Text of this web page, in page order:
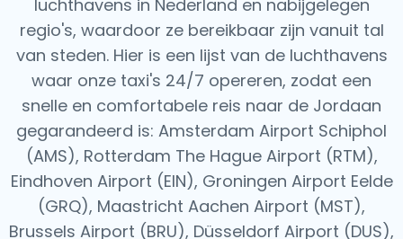
luchthavens in Nederland en nabijgelegen
regio's, waardoor ze bereikbaar zijn vanuit tal
van steden. Hier is een lijst van de luchthavens
waar onze taxi's 24/7 opereren, zodat een
snelle en comfortabele reis naar de Jordaan
gegarandeerd is: Amsterdam Airport Schiphol
(AMS), Rotterdam The Hague Airport (RTM),
Eindhoven Airport (EIN), Groningen Airport Eelde
(GRQ), Maastricht Aachen Airport (MST),
Brussels Airport (BRU), Düsseldorf Airport (DUS),